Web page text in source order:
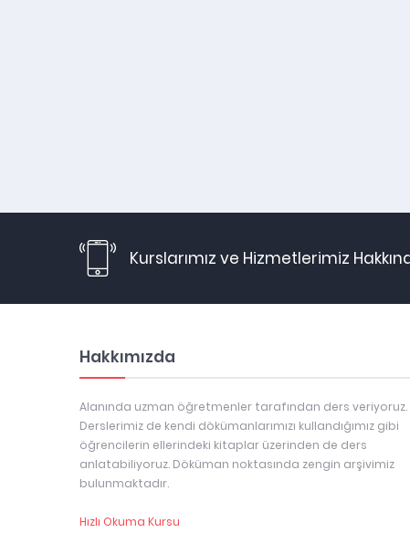
Kurslarımız ve Hizmetlerimiz
Hakkımızda
Alanında uzman öğretmenler tarafından ders veriyoruz.
Derslerimiz de kendi dökümanlarımızı kullandığımız gibi
öğrencilerin ellerindeki kitaplar üzerinden de ders
anlatabiliyoruz. Döküman noktasında zengin arşivimiz
bulunmaktadır.
Hızlı Okuma Kursu